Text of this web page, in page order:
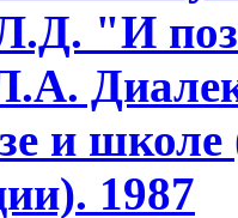
"И
и
1987